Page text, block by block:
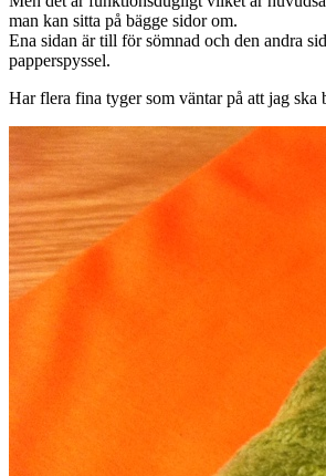
man kan sitta på bägge sidor om.
Ena sidan är till för sömnad och den andra
papperspyssel.
Har flera fina tyger som väntar på att jag ska